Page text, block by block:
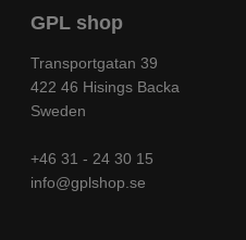
GPL shop
Transportgatan 39
422 46 Hisings Backa
Sweden
+46 31 - 24 30 15
info@gplshop.se